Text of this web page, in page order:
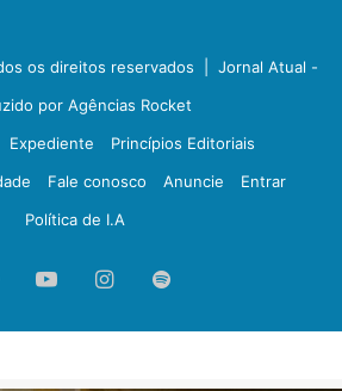
os direitos reservados | Jornal Atual -
por Agências Rocket
Expediente
Princípios Editoriais
Fale conosco Anuncie
Entrar
Política de I.A
FacebookYouTubeInstagram
Spotify